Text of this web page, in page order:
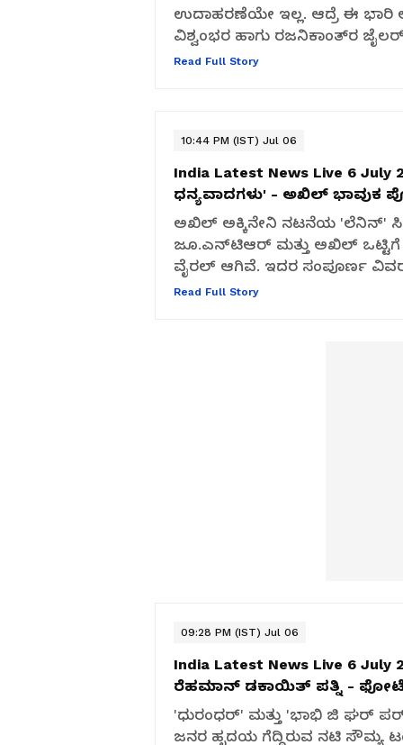
ಉದಾಹರಣೆಯೇ ಇಲ್ಲ. ಆದ್ರೆ ಈ ಭಾರಿ
ವಿಶ್ವಂಭರ ಹಾಗು ರಜನಿಕಾಂತ್​ರ
Read Full Story
10:44 PM (IST) Jul 06
India Latest News Live 6 July
ಧನ್ಯವಾದಗಳು' - ಅಖಿಲ್ ಭಾವುಕ
ಅಖಿಲ್ ಅಕ್ಕಿನೇನಿ ನಟನೆಯ 'ಲೆನಿನ್'
ಜೂ.ಎನ್‌ಟಿಆರ್ ಮತ್ತು ಅಖಿಲ್
ವೈರಲ್ ಆಗಿವೆ. ಇದರ ಸಂಪೂರ್ಣ
Read Full Story
09:28 PM (IST) Jul 06
India Latest News Live 6 July
ರೆಹಮಾನ್ ಡಕಾಯಿತ್ ಪತ್ನಿ -
'ಧುರಂಧರ್' ಮತ್ತು 'ಭಾಭಿ ಜಿ ಘರ್
ಜನರ ಹೃದಯ ಗೆದ್ದಿರುವ ನಟಿ ಸೌಮ್ಯ